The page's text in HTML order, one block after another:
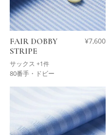
FAIR DOBBY
STRIPE
サックス +1件
¥7,600
80番手・ドビー